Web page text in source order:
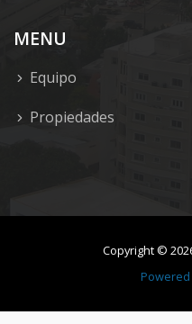
MENU
Equipo
Propiedades
Copyright ©